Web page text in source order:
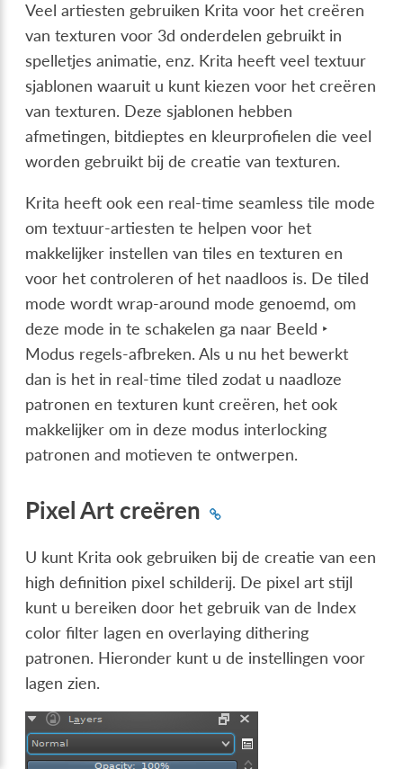
Veel artiesten gebruiken Krita voor het creëren
van texturen voor 3d onderdelen gebruikt in
spelletjes animatie, enz. Krita heeft veel textuur
sjablonen waaruit u kunt kiezen voor het creëren
van texturen. Deze sjablonen hebben
afmetingen, bitdieptes en kleurprofielen die veel
worden gebruikt bij de creatie van texturen.
Krita heeft ook een real-time seamless tile mode
om textuur-artiesten te helpen voor het
makkelijker instellen van tiles en texturen en
voor het controleren of het naadloos is. De tiled
mode wordt wrap-around mode genoemd, om
deze mode in te schakelen ga naar Beeld ‣
Modus regels-afbreken. Als u nu het bewerkt
dan is het in real-time tiled zodat u naadloze
patronen en texturen kunt creëren, het ook
makkelijker om in deze modus interlocking
patronen and motieven te ontwerpen.
Pixel Art creëren
U kunt Krita ook gebruiken bij de creatie van een
high definition pixel schilderij. De pixel art stijl
kunt u bereiken door het gebruik van de Index
color filter lagen en overlaying dithering
patronen. Hieronder kunt u de instellingen voor
lagen zien.